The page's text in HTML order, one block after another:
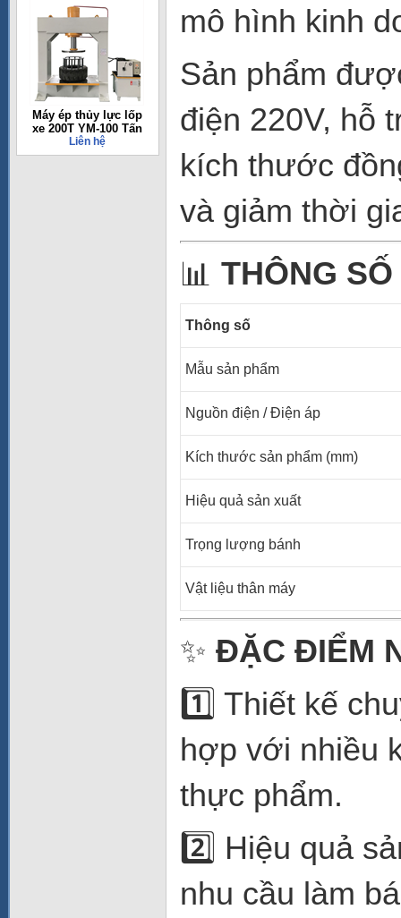
Máy ép thủy lực lốp
xe 200T YM-100 Tấn
Liên hệ
mô hình kinh
Sản phẩm
điện 220V, hỗ
kích thước
và giảm thời
📊 THÔNG
Thông số
Mẫu sản phẩm
Nguồn điện / Điện áp
Kích thước sản phẩm (mm)
Hiệu quả sản xuất
Trọng lượng bánh
Vật liệu thân máy
✨ ĐẶC ĐIỂM
1️⃣ Thiết kế
hợp với nhiều
thực phẩm.
2️⃣ Hiệu quả
nhu cầu làm